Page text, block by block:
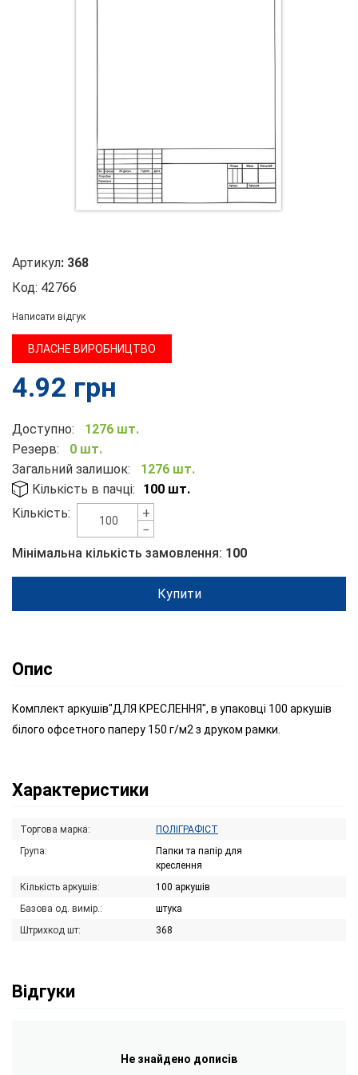
Артикул: 368
Код: 42766
Написати відгук
ВЛАСНЕ ВИРОБНИЦТВО
4.92 грн
Доступно:
1276 шт.
Резерв:
0 шт.
Загальний залишок:
1276 шт.
Кількість в пачці:
100 шт.
Кількість:
+
−
Мінімальна кількість замовлення: 100
Купити
Опис
Комплект аркушів"ДЛЯ КРЕСЛЕННЯ", в упаковці 100 аркушів
білого офсетного паперу 150 г/м2 з друком рамки.
Характеристики
Торгова марка:
ПОЛІГРАФІСТ
Група:
Папки та папір для
креслення
Кількість аркушів:
100 аркушів
Базова од. вимір.:
штука
Штрихкод шт:
368
Відгуки
Не знайдено дописів